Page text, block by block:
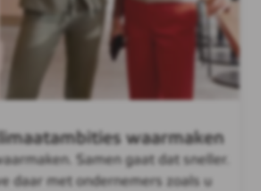
waarmaken
Samen gaat dat sneller.
daar met ondernemers zoals u